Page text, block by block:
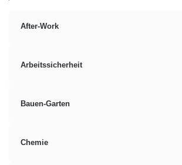
After-Work
Arbeitssicherheit
Bauen-Garten
Chemie